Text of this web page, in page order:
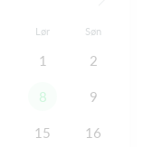
Lør Søn
1 2
8 9
15 16